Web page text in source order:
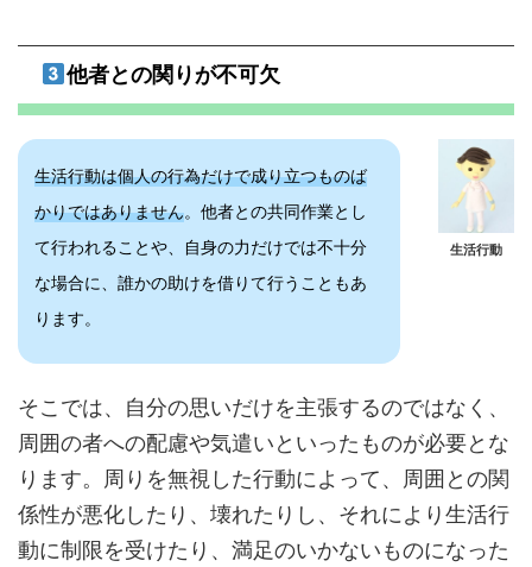
他者との関りが不可欠
生活行動
生活行動は個人の行為だけで成り立つものば
かりではありません。他者との共同作業とし
て行われることや、自身の力だけでは不十分
な場合に、誰かの助けを借りて行うこともあ
ります。
そこでは、自分の思いだけを主張するのではなく、
周囲の者への配慮や気遣いといったものが必要とな
ります。周りを無視した行動によって、周囲との関
係性が悪化したり、壊れたりし、それにより生活行
動に制限を受けたり、満足のいかないものになった